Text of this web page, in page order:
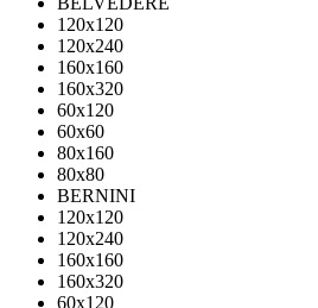
120x120
120x240
160x160
160x320
60x120
60x60
80x160
80x80
BERNINI
120x120
120x240
160x160
160x320
60x120